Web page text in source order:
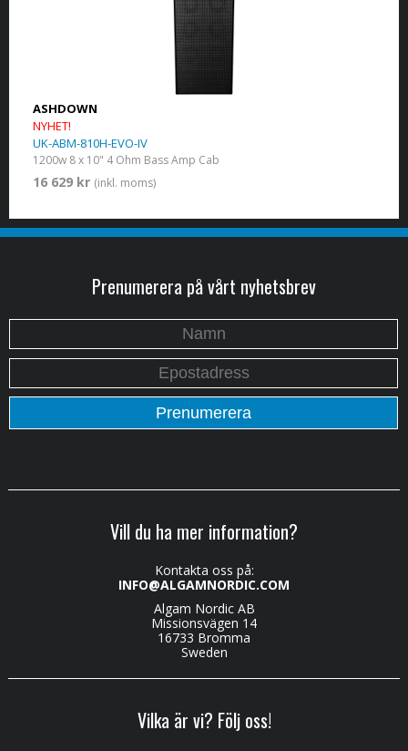
ASHDOWN
NYHET!
UK-ABM-810H-EVO-IV
1200w 8 x 10" 4 Ohm Bass Amp Cab
16 629 kr (inkl. moms)
Prenumerera på vårt nyhetsbrev
Vill du ha mer information?
Kontakta oss på:
INFO@ALGAMNORDIC.COM
Algam Nordic AB
Missionsvägen 14
16733 Bromma
Sweden
Vilka är vi? Följ oss!